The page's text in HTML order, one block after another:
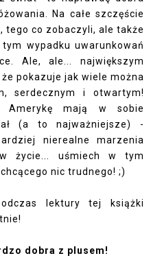
Na całe szczęście
tego co zobaczyli, ale także
wypadku uwarunkowań
Ale, ale... największym
pokazuje jak wiele można
serdecznym i otwartym!
Amerykę mają w sobie
(a to najważniejsze) -
nierealne marzenia
życie... uśmiech w tym
nic trudnego! ;)
lektury tej książki
dobra z plusem!